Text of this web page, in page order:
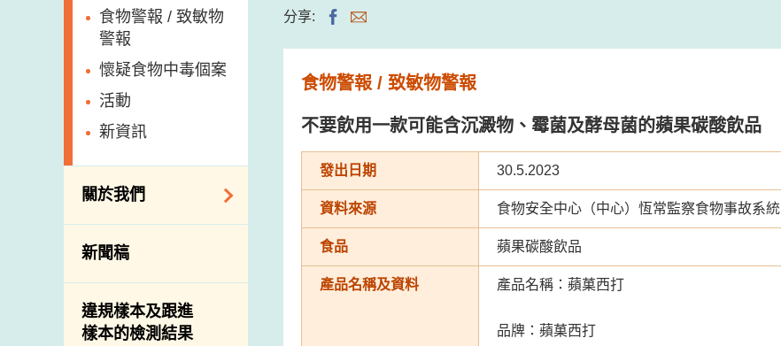
食物警報 / 致敏物
警報
懷疑食物中毒個案
活動
新資訊
關於我們
組織結構
介紹短片
新聞稿
違規樣本及跟進
樣本的檢測結果
分享:
食物警報 / 致敏物警報
不要飲用一款可能含沉澱物、霉菌及酵母菌的蘋果碳酸飲品
發出日期 30.5.2023
資料來源 食物安全中心（中心）恆常監察食物事故系統
食品 蘋果碳酸飲品
產品名稱及資料 產品名稱：蘋菓西打
品牌：蘋菓西打